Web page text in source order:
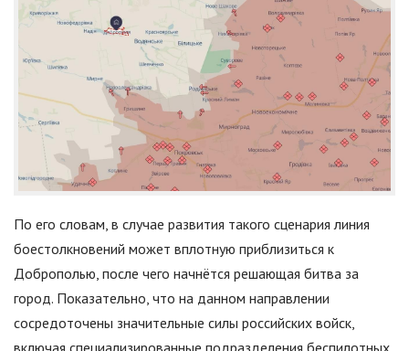
По его словам, в случае развития такого сценария линия
боестолкновений может вплотную приблизиться к
Доброполью, после чего начнётся решающая битва за
город. Показательно, что на данном направлении
сосредоточены значительные силы российских войск,